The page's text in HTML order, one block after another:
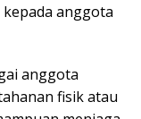
anggota
anggota
fisik atau